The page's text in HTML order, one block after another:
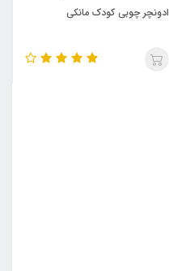
ادونچر چوبی کودک مانکی